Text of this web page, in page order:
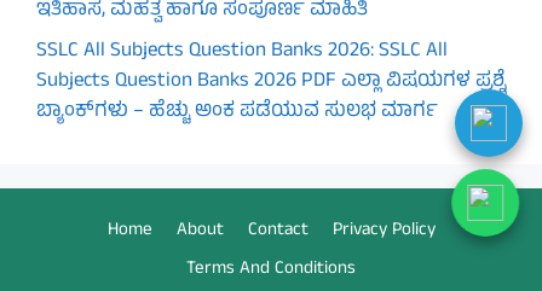
ಇತಿಹಾಸ, ಮಹತ್ವ ಹಾಗೂ ಸಂಪೂರ್ಣ ಮಾಹಿತಿ
SSLC All Subjects Question Banks 2026: SSLC All
Subjects Question Banks 2026 PDF ಎಲ್ಲಾ ವಿಷಯಗಳ ಪ್ರಶ್ನೆ
ಬ್ಯಾಂಕ್‌ಗಳು – ಹೆಚ್ಚು ಅಂಕ ಪಡೆಯುವ ಸುಲಭ ಮಾರ್ಗ
Home About Contact
Privacy Policy
Terms And Conditions